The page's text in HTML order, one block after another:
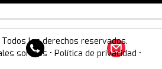
los derechos reservados.
sorteos •Política de privacidad •